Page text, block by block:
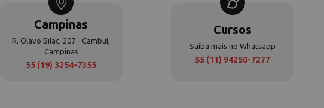
Campinas
R. Olavo Bilac, 207 - Cambuí,
Campinas
55 (19) 3254-7355
Cursos
Saiba mais no Whatsapp
55 (11) 94250-7277